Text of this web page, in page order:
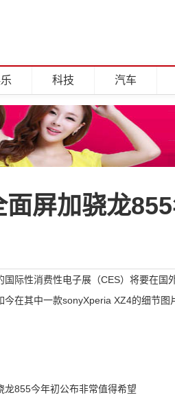
科技 汽车
屏加骁龙
国际性消费性电子展（CES）将要在
在其中一款sonyXperia XZ4的细节